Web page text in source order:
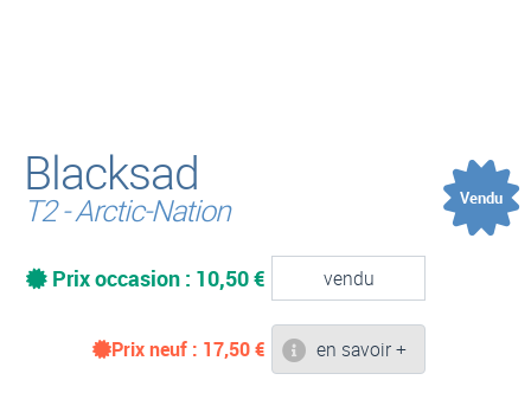
Blacksad
T2 - Arctic-Nation Vendu
Prix occasion : 10,50 € vendu
Prix neuf : 17,50€ en savoir +